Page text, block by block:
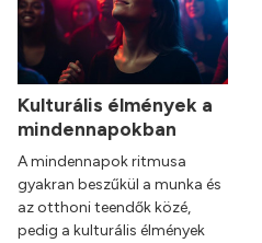
Kulturális élmények a
mindennapokban
A mindennapok ritmusa
gyakran beszűkül a munka és
az otthoni teendők közé,
pedig a kulturális élmények